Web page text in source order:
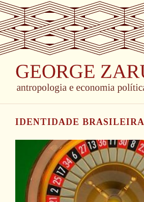
Skip
to
content
IDENTIDADE BRASILEIRA